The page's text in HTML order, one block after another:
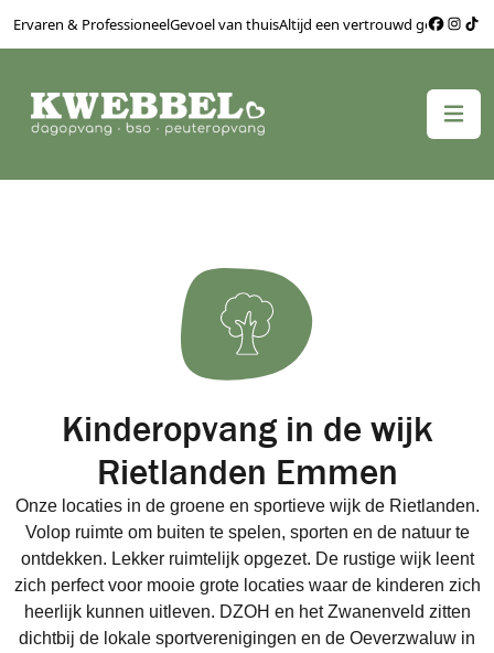
Ervaren & ProfessioneelGevoel van thuisAltijd een vertrouwd gezicht
Kinderopvang in de wijk
Rietlanden Emmen
Onze locaties in de groene en sportieve wijk de Rietlanden.
Volop ruimte om buiten te spelen, sporten en de natuur te
ontdekken. Lekker ruimtelijk opgezet. De rustige wijk leent
zich perfect voor mooie grote locaties waar de kinderen zich
heerlijk kunnen uitleven. DZOH en het Zwanenveld zitten
dichtbij de lokale sportverenigingen en de Oeverzwaluw in